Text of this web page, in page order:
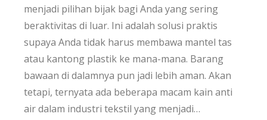
menjadi pilihan bijak bagi Anda yang sering
beraktivitas di luar. Ini adalah solusi praktis
supaya Anda tidak harus membawa mantel tas
atau kantong plastik ke mana-mana. Barang
bawaan di dalamnya pun jadi lebih aman. Akan
tetapi, ternyata ada beberapa macam kain anti
air dalam industri tekstil yang menjadi…